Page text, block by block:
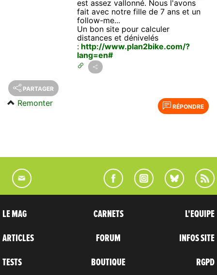
est assez vallonné. Nous l'avons
fait avec notre fille de 7 ans et un
follow-me...
Un bon site pour calculer
distances et dénivelés
: http://www.plan2bike.com/?
lang=en#
PARTAGER
RÉPONDRE
Remonter
LE MAG
ARTICLES
TESTS
CARNETS
FORUM
BOUTIQUE
L'EQUIPE
INFOS SITE
RGPD